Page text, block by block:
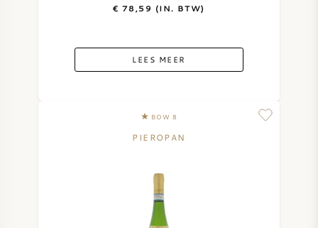
€ 78,59 (IN. BTW)
LEES MEER
BOW 8
PIEROPAN